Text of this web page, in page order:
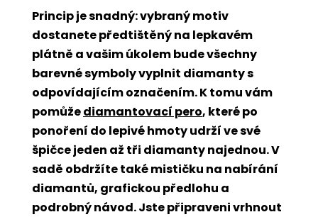
Princip je snadný: vybraný motiv
dostanete předtištěný na lepkavém
plátně a vašim úkolem bude všechny
barevné symboly vyplnit diamanty s
odpovídajícím označením. K tomu vám
pomůžediamantovací pero, které po
ponoření do lepivé hmoty udrží ve své
špičce jeden až tři diamanty najednou. V
sadě obdržíte také mističku na nabírání
diamantů, grafickou předlohu a
podrobný návod. Jste připraveni vrhnout